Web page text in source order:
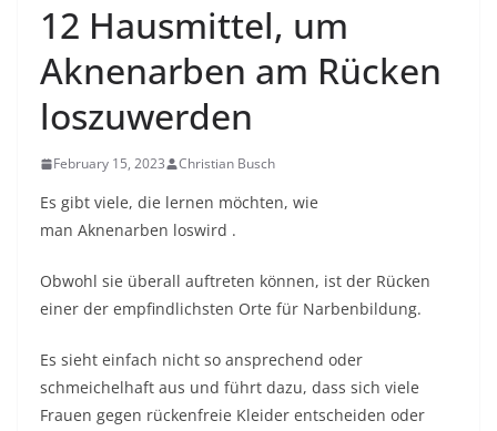
12 Hausmittel, um
Aknenarben am Rücken
loszuwerden
February 15, 2023 Christian Busch
Es gibt viele, die lernen möchten, wie
man Aknenarben loswird .
Obwohl sie überall auftreten können, ist der Rücken
einer der empfindlichsten Orte für Narbenbildung.
Es sieht einfach nicht so ansprechend oder
schmeichelhaft aus und führt dazu, dass sich viele
Frauen gegen rückenfreie Kleider entscheiden oder